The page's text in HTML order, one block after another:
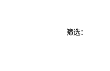
筛选：